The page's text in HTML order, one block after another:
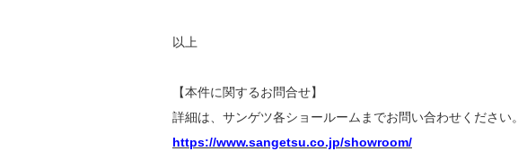
以上
【本件に関するお問合せ】
詳細は、サンゲツ各ショールームまでお問い合わせください。
https://www.sangetsu.co.jp/showroom/